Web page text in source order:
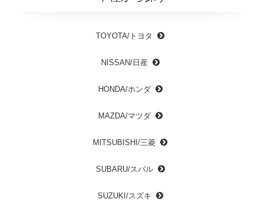
TOYOTA/トヨタ
NISSAN/日産
HONDA/ホンダ
MAZDA/マツダ
MITSUBISHI/三菱
SUBARU/スバル
SUZUKI/スズキ